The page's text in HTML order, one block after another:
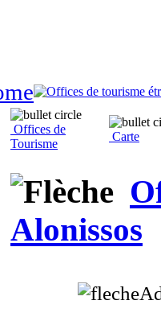
Offices de
Tourisme
Carte
Alonissos